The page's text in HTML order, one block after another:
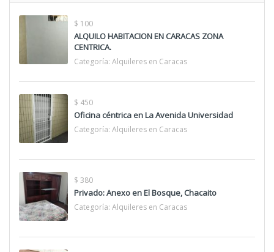
$ 100
ALQUILO HABITACION EN CARACAS ZONA
CENTRICA.
Categoría: Alquileres en Caracas
$ 450
Oficina céntrica en La Avenida Universidad
Categoría: Alquileres en Caracas
$ 380
Privado: Anexo en El Bosque, Chacaito
Categoría: Alquileres en Caracas